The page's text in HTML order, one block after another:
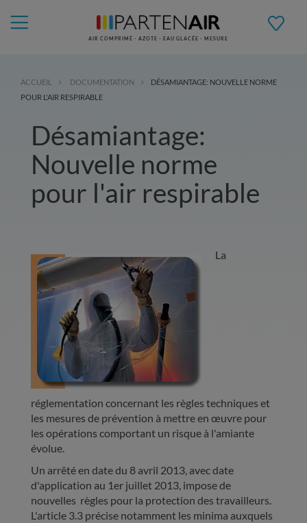
AIR COMPRIMÉ - AZOTE - EAU GLACÉE - MESURE
ACCUEIL DOCUMENTATION
DÉSAMIANTAGE: NOUVELLE NORME
POUR L'AIR RESPIRABLE
Désamiantage:
Nouvelle norme
pour l'air respirable
La
réglementation concernant les règles techniques et
les mesures de prévention à mettre en œuvre pour
les opérations comportant un risque à l'amiante
évolue.
Un arrêté en date du 8 avril 2013, avec date
d'application au 1er juillet 2013, impose de
nouvelles règles pour la protection des travailleurs.
L'article 3.3 précise notamment les minima auxquels